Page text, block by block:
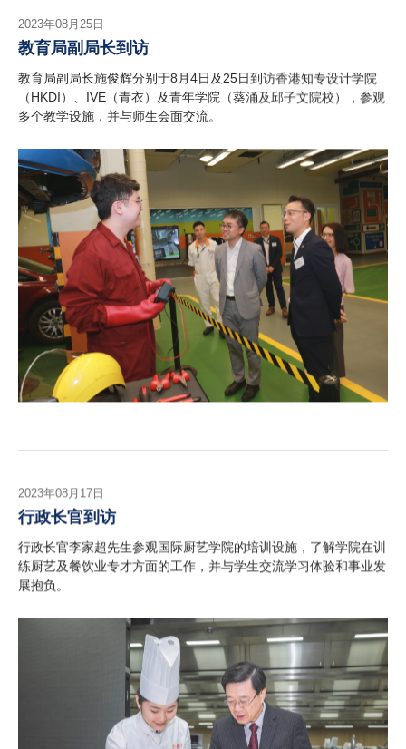
2023年08月25日
教育局副局长到访
教育局副局长施俊辉分别于8月4日及25日到访香港知专设计学院
（HKDI）、IVE（青衣）及青年学院（葵涌及邱子文院校），参观
多个教学设施，并与师生会面交流。
2023年08月17日
行政长官到访
行政长官李家超先生参观国际厨艺学院的培训设施，了解学院在训
练厨艺及餐饮业专才方面的工作，并与学生交流学习体验和事业发
展抱负。